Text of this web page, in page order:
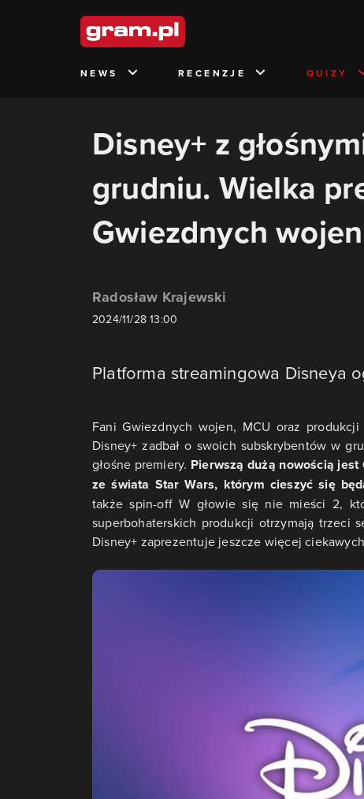
NEWS RECENZJE QUIZY
Disney+ z
grudniu. Wielka
Gwiezdnych wojen
Radosław Krajewski
2024/11/28 13:00
Platforma streamingowa Disneya
Fani Gwiezdnych wojen, MCU oraz
Disney+ zadbał o swoich subskrybentów w
głośne premiery. Pierwszą dużą nowością
ze świata Star Wars, którym cieszyć się
także spin-off W głowie się nie mieści 2,
superbohaterskich produkcji otrzymają trzeci
Disney+ zaprezentuje jeszcze więcej